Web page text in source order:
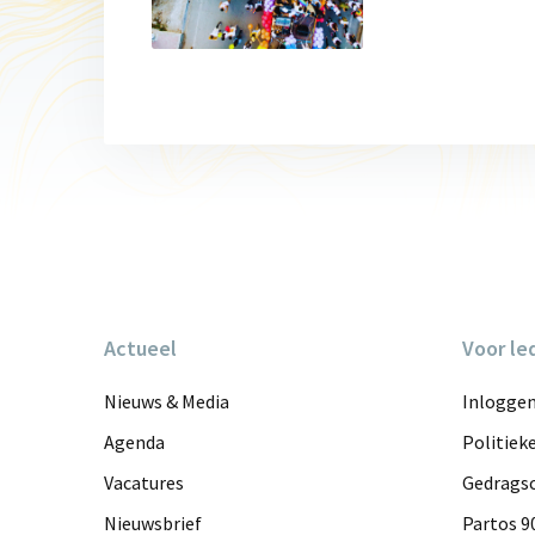
Best
Actueel
Nieuws & Media
Agenda
Vacatures
Nieuwsbrief
Voor
Inloggen
Partos